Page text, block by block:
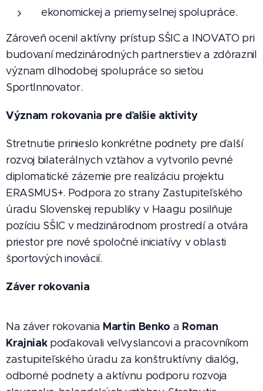
ekonomickej a priemyselnej spolupráce.
Zároveň ocenil aktívny prístup SŠIC a INOVATO pri
budovaní medzinárodných partnerstiev a zdôraznil
význam dlhodobej spolupráce so sieťou
SportInnovator.
Význam rokovania pre ďalšie aktivity
Stretnutie prinieslo konkrétne podnety pre ďalší
rozvoj bilaterálnych vzťahov a vytvorilo pevné
diplomatické zázemie pre realizáciu projektu
ERASMUS+. Podpora zo strany Zastupiteľského
úradu Slovenskej republiky v Haagu posilňuje
pozíciu SŠIC v medzinárodnom prostredí a otvára
priestor pre nové spoločné iniciatívy v oblasti
športových inovácií.
Záver rokovania
Na záver rokovania Martin Benko a Roman
Krajniakpoďakovali veľvyslancovi a pracovníkom
zastupiteľského úradu za konštruktívny dialóg,
odborné podnety a aktívnu podporu rozvoja